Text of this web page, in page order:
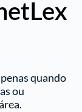
quando
ou